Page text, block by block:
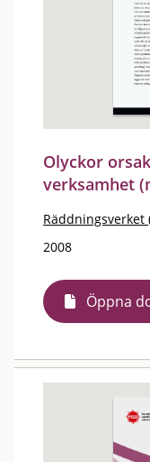
Olyckor
verksamhet
Räddningsverket
2008
Öppna